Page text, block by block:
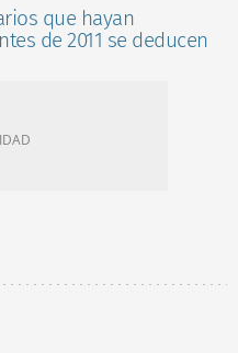
que hayan
de 2011 se deducen